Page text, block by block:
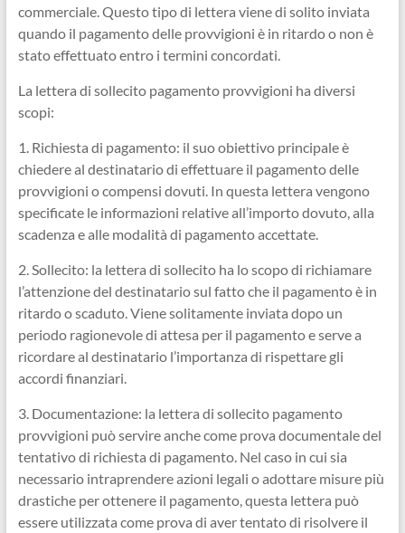
commerciale. Questo tipo di lettera viene di solito inviata
quando il pagamento delle provvigioni è in ritardo o non è
stato effettuato entro i termini concordati.
La lettera di sollecito pagamento provvigioni ha diversi
scopi:
1. Richiesta di pagamento: il suo obiettivo principale è
chiedere al destinatario di effettuare il pagamento delle
provvigioni o compensi dovuti. In questa lettera vengono
specificate le informazioni relative all’importo dovuto, alla
scadenza e alle modalità di pagamento accettate.
2. Sollecito: la lettera di sollecito ha lo scopo di richiamare
l’attenzione del destinatario sul fatto che il pagamento è in
ritardo o scaduto. Viene solitamente inviata dopo un
periodo ragionevole di attesa per il pagamento e serve a
ricordare al destinatario l’importanza di rispettare gli
accordi finanziari.
3. Documentazione: la lettera di sollecito pagamento
provvigioni può servire anche come prova documentale del
tentativo di richiesta di pagamento. Nel caso in cui sia
necessario intraprendere azioni legali o adottare misure più
drastiche per ottenere il pagamento, questa lettera può
essere utilizzata come prova di aver tentato di risolvere il